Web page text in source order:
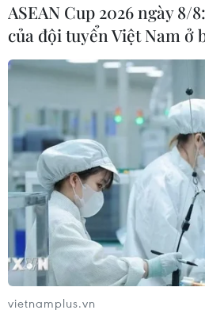
Quan chức Mỹ: Triều
phóng tên lửa hạt nhân
08/12/2016 22:58
Triều Tiên đã có khả năng gắn
tên lửa và phóng tên lửa đó,
được việc đưa tên lửa trở lại
vào mục tiêu.
ASEAN Cup 2026 ngày 8/
của đội tuyển Việt Nam ở
vietnamplus.vn